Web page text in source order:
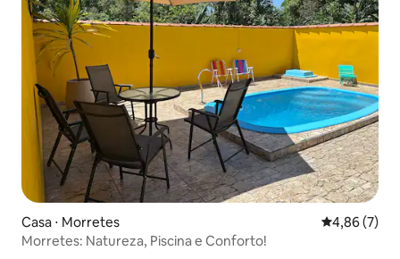
Casa ⋅ Morretes 4,86 de uma
4,86 (7)
Morretes: Natureza, Piscina e Conforto!